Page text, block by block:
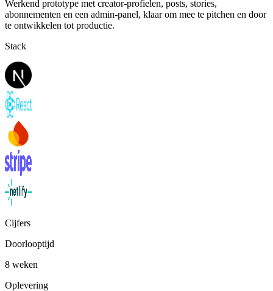
Werkend prototype met creator-profielen, posts, stories,
abonnementen en een admin-panel, klaar om mee te pitchen en door
te ontwikkelen tot productie.
Stack
Cijfers
Doorlooptijd
8 weken
Oplevering